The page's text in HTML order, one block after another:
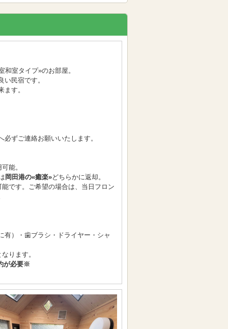
和室タイプ»のお部屋。
民宿です。
す。
ずご連絡お願いいたします。
能。
岡田港の«癒楽»どちらかに返却。
です。ご希望の場合は、当日フロン
有）・歯ブラシ・ドライヤー・シャ
ります。
が必要※